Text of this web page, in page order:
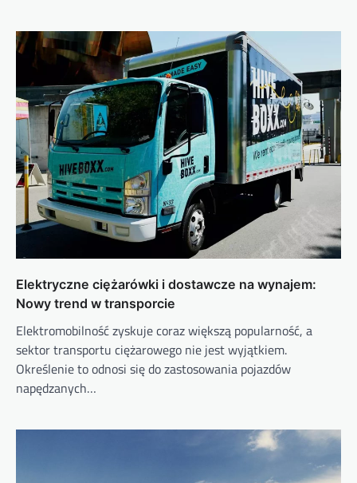
Elektryczne ciężarówki i dostawcze na wynajem:
Nowy trend w transporcie
Elektromobilność zyskuje coraz większą popularność, a
sektor transportu ciężarowego nie jest wyjątkiem.
Określenie to odnosi się do zastosowania pojazdów
napędzanych…